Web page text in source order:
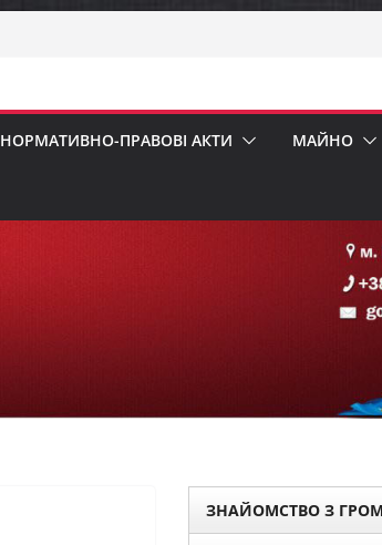
НОРМАТИВНО-ПРАВОВІ АКТИ МАЙНО
ЗНАЙОМСТВО З